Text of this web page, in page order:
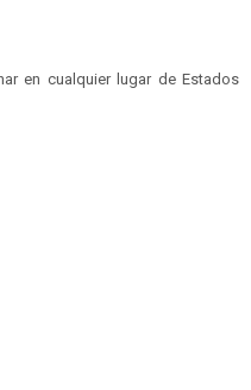
en cualquier lugar de Estados